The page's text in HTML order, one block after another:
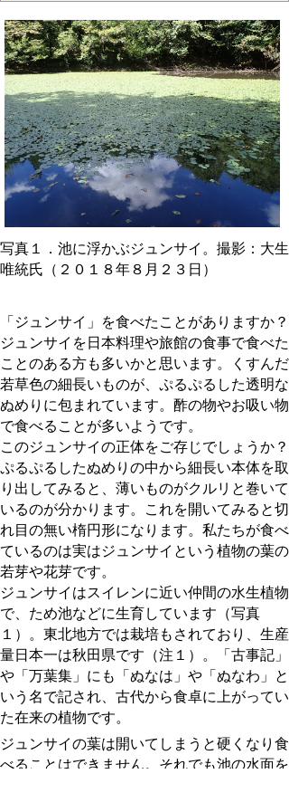
写真１．池に浮かぶジュンサイ。撮影：大生
唯統氏（２０１８年８月２３日）
「ジュンサイ」を食べたことがありますか？
ジュンサイを日本料理や旅館の食事で食べた
ことのある方も多いかと思います。くすんだ
若草色の細長いものが、ぷるぷるした透明な
ぬめりに包まれています。酢の物やお吸い物
で食べることが多いようです。
このジュンサイの正体をご存じでしょうか？
ぷるぷるしたぬめりの中から細長い本体を取
り出してみると、薄いものがクルリと巻いて
いるのが分かります。これを開いてみると切
れ目の無い楕円形になります。私たちが食べ
ているのは実はジュンサイという植物の葉の
若芽や花芽です。
ジュンサイはスイレンに近い仲間の水生植物
で、ため池などに生育しています（写真
１）。東北地方では栽培もされており、生産
量日本一は秋田県です（注１）。「古事記」
や「万葉集」にも「ぬなは」や「ぬなわ」と
いう名で記され、古代から食卓に上がってい
た在来の植物です。
ジュンサイの葉は開いてしまうと硬くなり食
べることはできません。それでも池の水面を